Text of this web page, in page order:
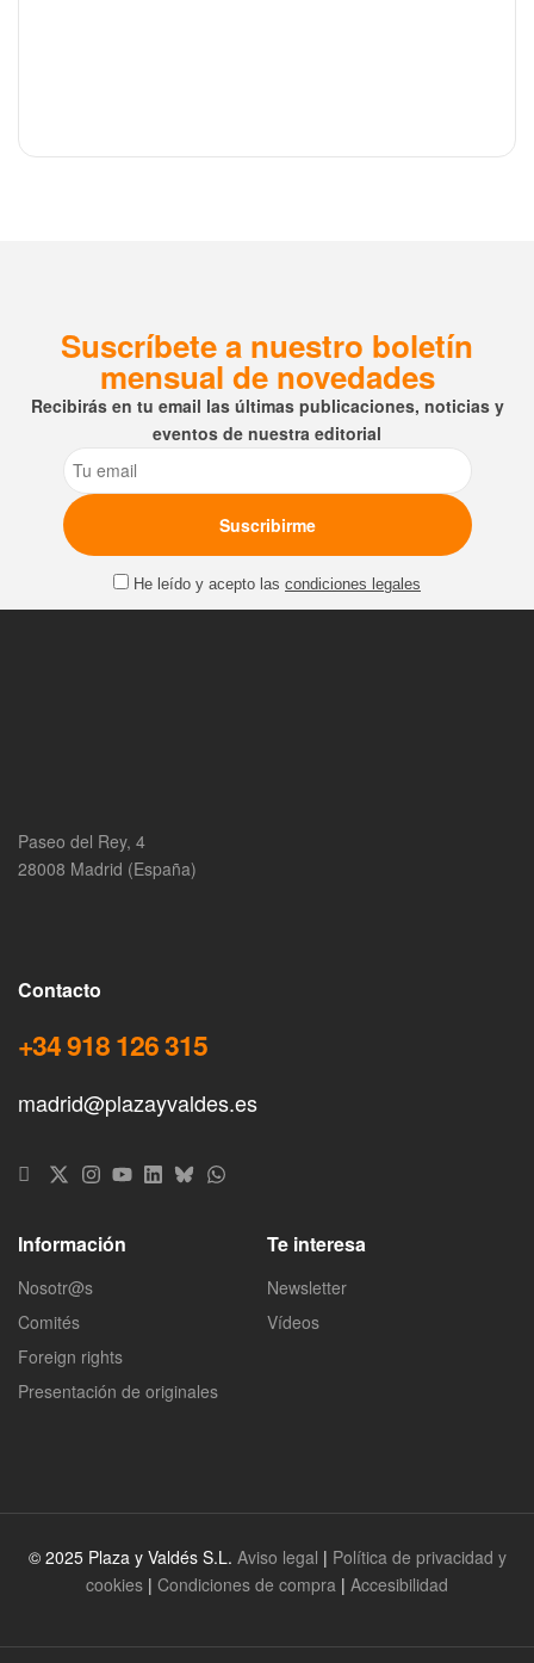
Suscríbete a nuestro boletín
mensual de novedades
Recibirás en tu email las últimas publicaciones, noticias y
eventos de nuestra editorial
Email
He leído y acepto las condiciones legales
Paseo del Rey, 4
28008 Madrid (España)
Contacto
+34 918 126 315
madrid@plazayvaldes.es
Información
Nosotr@s
Comités
Foreign rights
Presentación de originales
Te interesa
Newsletter
Vídeos
© 2025 Plaza y Valdés S.L. Aviso legal | Política de privacidad y
cookies | Condiciones de compra | Accesibilidad